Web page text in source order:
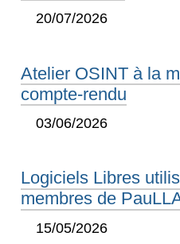
20/07/2026
Atelier OSINT à la
compte-rendu
03/06/2026
Logiciels Libres
membres de
15/05/2026